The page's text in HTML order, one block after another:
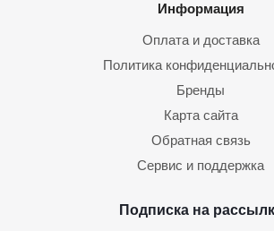
Информация
Оплата и доставка
Политика
Бренды
Карта сайта
Обратная связь
Сервис и поддержка
Подписка на